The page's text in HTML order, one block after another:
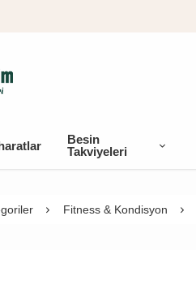
Besin
Takviyeleri
Fitness & Kondisyon